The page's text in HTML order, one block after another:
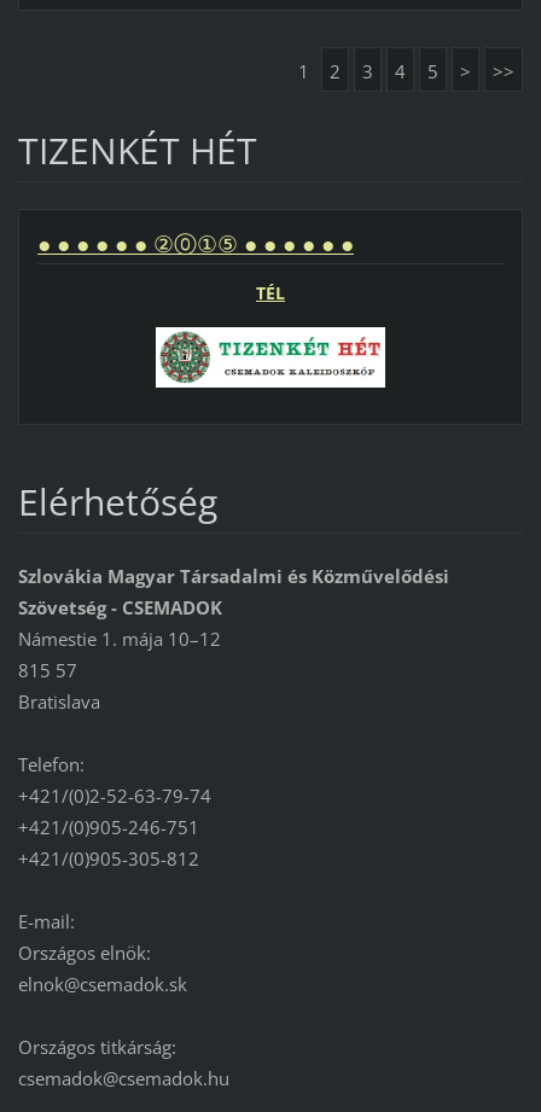
1 2 3 4 5 > >>
TIZENKÉT HÉT
● ● ● ● ● ● ②⓪①⑤ ● ● ● ● ● ●
TÉL
Elérhetőség
Szlovákia Magyar Társadalmi és Közművelődési
Szövetség - CSEMADOK
Námestie 1. mája 10–12
815 57
Bratislava
Telefon:
+421/(0)2-52-63-79-74
+421/(0)905-246-751
+421/(0)905-305-812
E-mail:
Országos elnök:
elnok@csemadok.sk
Országos titkárság:
csemadok@csemadok.hu